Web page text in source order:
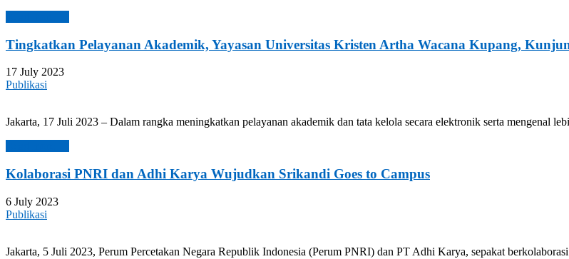
Tingkatkan Pelayanan Akademik, Yayasan Universitas Kristen Artha Wacana Kupang,
17 July 2023
Publikasi
Jakarta, 17 Juli 2023 – Dalam rangka meningkatkan pelayanan akademik dan tata kelola secara elektronik serta mengenal
Kolaborasi PNRI dan Adhi Karya Wujudkan Srikandi Goes to Campus
6 July 2023
Publikasi
Jakarta, 5 Juli 2023, Perum Percetakan Negara Republik Indonesia (Perum PNRI) dan PT Adhi Karya, sepakat